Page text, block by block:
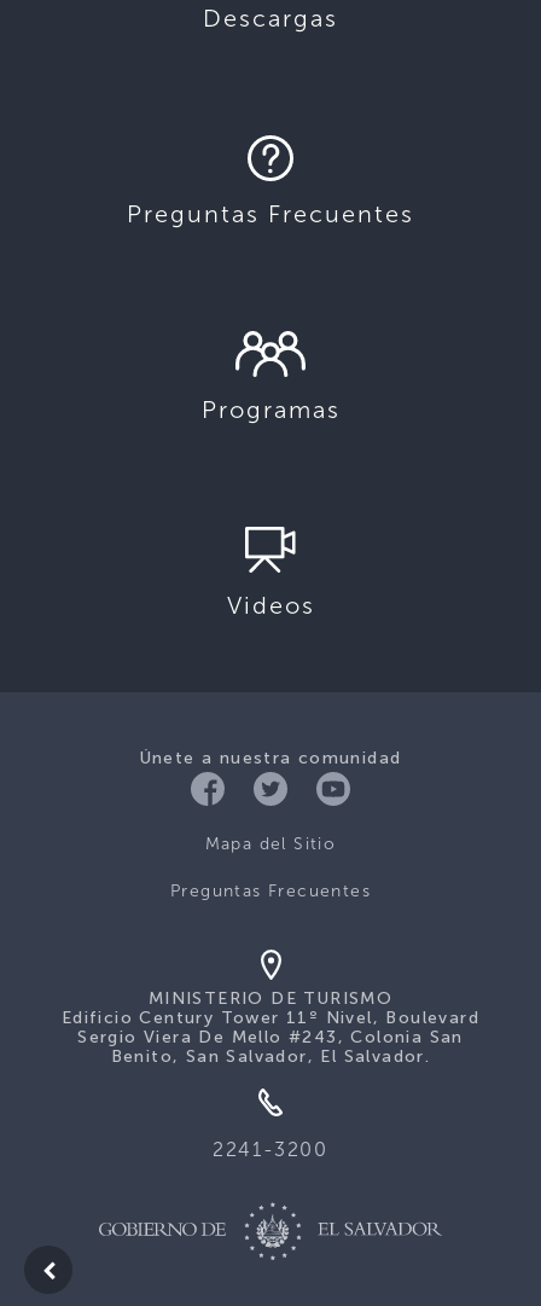
Descargas
Preguntas Frecuentes
Programas
Videos
Únete a nuestra comunidad
Mapa del Sitio
Preguntas Frecuentes
MINISTERIO DE TURISMO
Edificio Century Tower 11º Nivel, Boulevard
Sergio Viera De Mello #243, Colonia San
Benito, San Salvador, El Salvador.
2241-3200